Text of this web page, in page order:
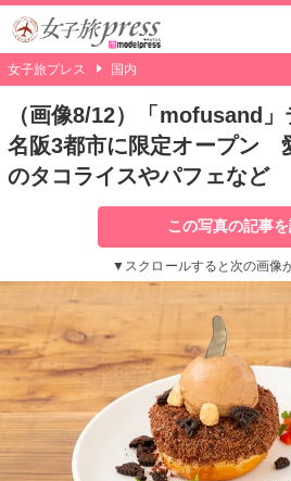
女子旅プレス 国内
（画像8/12）「mofusand
名阪3都市に限定オープン
のタコライスやパフェなど
この写真の記事
▼スクロールすると次の画像